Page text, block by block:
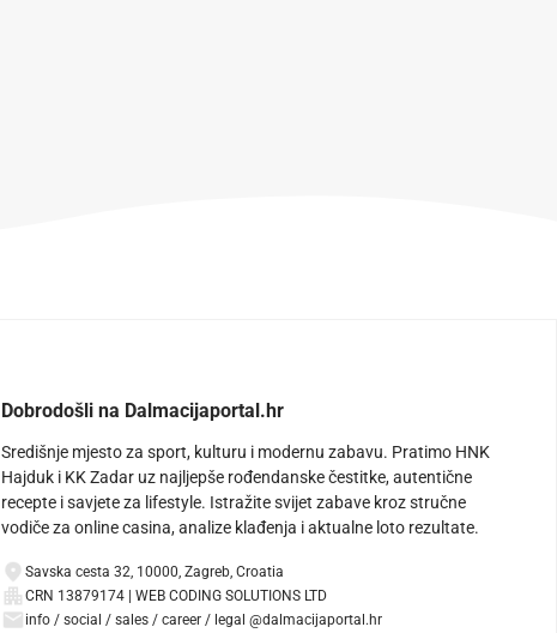
Dobrodošli na Dalmacijaportal.hr
Središnje mjesto za sport, kulturu i modernu zabavu. Pratimo HNK
Hajduk i KK Zadar uz najljepše rođendanske čestitke, autentične
recepte i savjete za lifestyle. Istražite svijet zabave kroz stručne
vodiče za online casina, analize klađenja i aktualne loto rezultate.
Savska cesta 32, 10000, Zagreb, Croatia
CRN 13879174 | WEB CODING SOLUTIONS LTD
info / social / sales / career / legal @dalmacijaportal.hr